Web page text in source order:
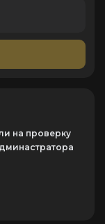
на проверку